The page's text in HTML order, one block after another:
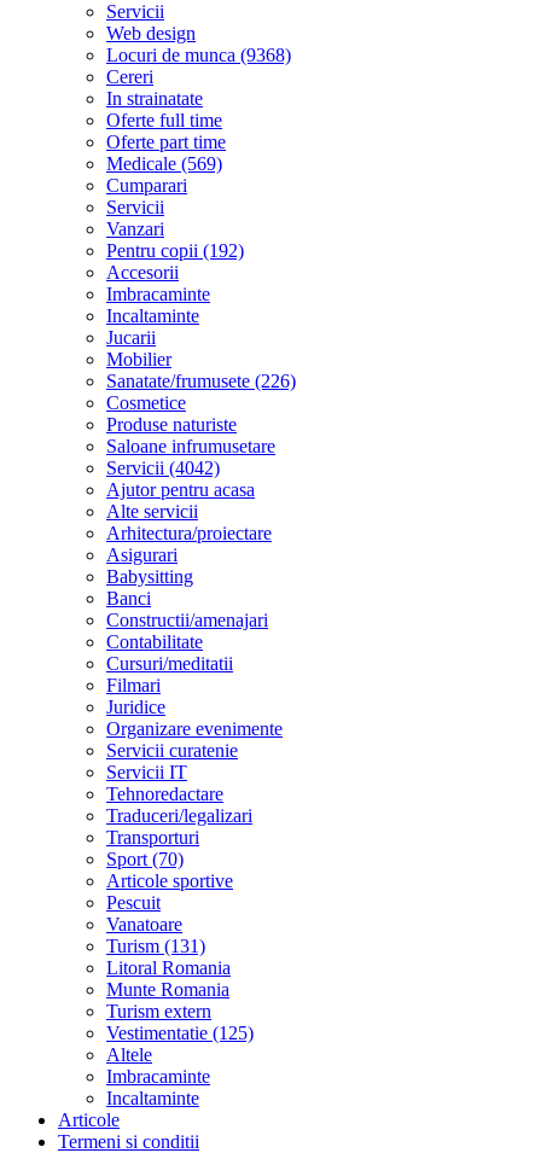
Servicii
Web design
Locuri de munca (9368)
Cereri
In strainatate
Oferte full time
Oferte part time
Medicale (569)
Cumparari
Servicii
Vanzari
Pentru copii (192)
Accesorii
Imbracaminte
Incaltaminte
Jucarii
Mobilier
Sanatate/frumusete (226)
Cosmetice
Produse naturiste
Saloane infrumusetare
Servicii (4042)
Ajutor pentru acasa
Alte servicii
Arhitectura/proiectare
Asigurari
Babysitting
Banci
Constructii/amenajari
Contabilitate
Cursuri/meditatii
Filmari
Juridice
Organizare evenimente
Servicii curatenie
Servicii IT
Tehnoredactare
Traduceri/legalizari
Transporturi
Sport (70)
Articole sportive
Pescuit
Vanatoare
Turism (131)
Litoral Romania
Munte Romania
Turism extern
Vestimentatie (125)
Altele
Imbracaminte
Incaltaminte
Articole
Termeni si conditii